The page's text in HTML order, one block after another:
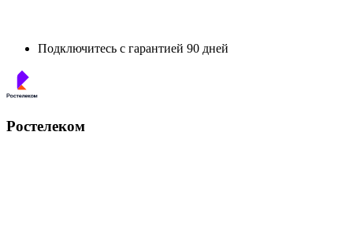
Подключитесь с гарантией 90 дней
Ростелеком